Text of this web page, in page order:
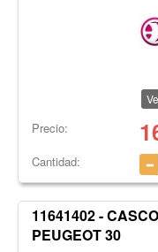
Precio:
Cantidad:
11641402 -
PEUGEOT 30